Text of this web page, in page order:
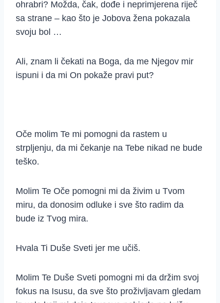
ohrabri? Možda, čak, dođe i neprimjerena riječ
sa strane – kao što je Jobova žena pokazala
svoju bol …
Ali, znam li čekati na Boga, da me Njegov mir
ispuni i da mi On pokaže pravi put?
Oče molim Te mi pomogni da rastem u
strpljenju, da mi čekanje na Tebe nikad ne bude
teško.
Molim Te Oče pomogni mi da živim u Tvom
miru, da donosim odluke i sve što radim da
bude iz Tvog mira.
Hvala Ti Duše Sveti jer me učiš.
Molim Te Duše Sveti pomogni mi da držim svoj
fokus na Isusu, da sve što proživljavam gledam